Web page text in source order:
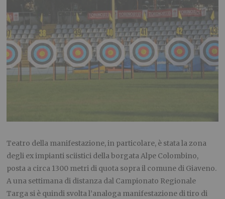
Teatro della manifestazione, in particolare, è stata la zona
degli ex impianti sciistici della borgata Alpe Colombino,
posta a circa 1300 metri di quota sopra il comune di Giaveno.
A una settimana di distanza dal Campionato Regionale
Targa si è quindi svolta l’analoga manifestazione di tiro di